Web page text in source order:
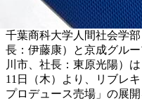
千葉商科大学人間社会学
長：伊藤康）と京成グル
川市、社長：東原光陽）
11日（木）より、リブレ
プロデュース売場」の展開